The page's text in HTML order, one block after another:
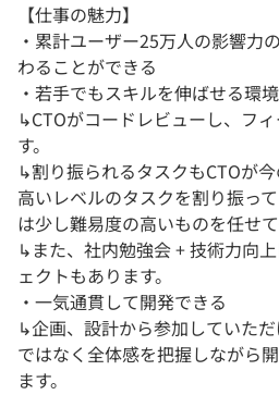
【仕事の魅力】
・累計ユーザー25万人の影響力
わることができる
・若手でもスキルを伸ばせる環境
↳CTOがコードレビューし、フ
す。
↳割り振られるタスクもCTOが
高いレベルのタスクを割り振っ
は少し難易度の高いものを任せ
↳また、社内勉強会 + 技術力向
ェクトもあります。
・一気通貫して開発できる
↳企画、設計から参加していた
ではなく全体感を把握しながら
ます。